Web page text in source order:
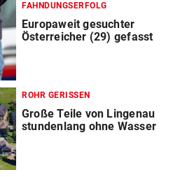
FAHNDUNGSERFOLG
Europaweit gesuchter
Österreicher (29) gefasst
ROHR GERISSEN
Große Teile von Lingenau
stundenlang ohne Wasser